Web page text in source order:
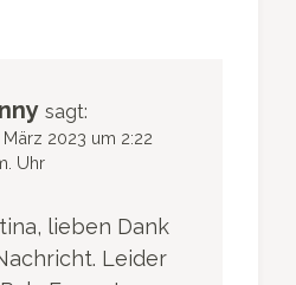
sagt:
März 2023 um 2:22
Uhr
lieben Dank
Leider